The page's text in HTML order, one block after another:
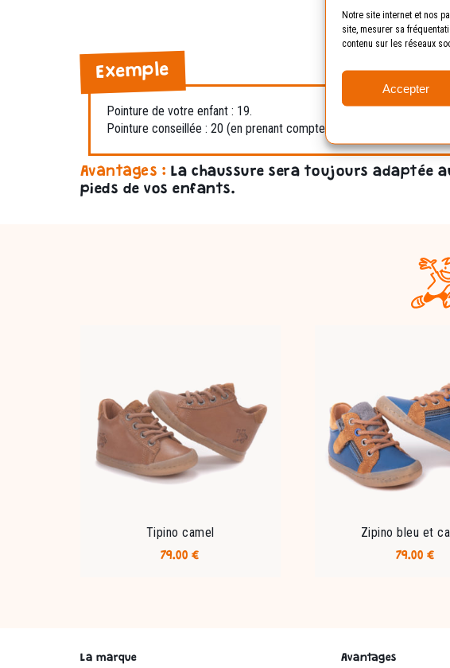
Notre site internet et nos
site, mesurer sa
contenu sur les réseaux
Accepter
Exemple
Pointure de votre enfant : 19.
Pointure conseillée : 20 (en prenant compte de la marge de
Avantages : La chaussure sera toujours adaptée
pieds de vos enfants.
Tipino camel
79.00€
Zipino bleu et
79.00 €
La marque Avantages